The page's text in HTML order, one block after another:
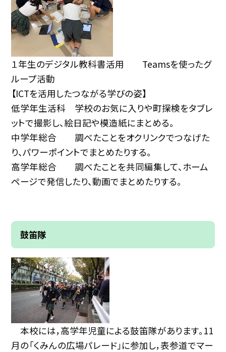
１年生のデジタル教科書活用 Teamsを使ったグ
ループ活動
【ICTを活用したつながる学びの姿】
低学年生活科 学校のお気に入りや町探検をタブレ
ットで撮影し、絵日記や模造紙にまとめる。
中学年総合 調べたことをオクリンクでつなげた
り、パワーポイントでまとめたりする。
高学年総合 調べたことを共同編集して、ホーム
ページで発信したり、動画でまとめたりする。
鼓笛隊
本校には，高学年児童による鼓笛隊があります。11
月の「くみんの広場パレード」に参加し，表参道でマー